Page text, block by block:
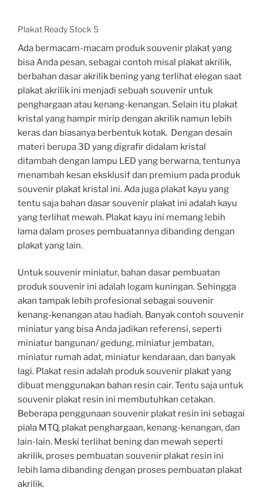
Plakat Ready Stock 5
Ada bermacam-macam produk souvenir plakat yang
bisa Anda pesan, sebagai contoh misal plakat akrilik,
berbahan dasar akrilik bening yang terlihat elegan saat
plakat akrilik ini menjadi sebuah souvenir untuk
penghargaan atau kenang-kenangan. Selain itu plakat
kristal yang hampir mirip dengan akrilik namun lebih
keras dan biasanya berbentuk kotak. Dengan desain
materi berupa 3D yang digrafir didalam kristal
ditambah dengan lampu LED yang berwarna, tentunya
menambah kesan eksklusif dan premium pada produk
souvenir plakat kristal ini. Ada juga plakat kayu yang
tentu saja bahan dasar souvenir plakat ini adalah kayu
yang terlihat mewah. Plakat kayu ini memang lebih
lama dalam proses pembuatannya dibanding dengan
plakat yang lain.
Untuk souvenir miniatur, bahan dasar pembuatan
produk souvenir ini adalah logam kuningan. Sehingga
akan tampak lebih profesional sebagai souvenir
kenang-kenangan atau hadiah. Banyak contoh souvenir
miniatur yang bisa Anda jadikan referensi, seperti
miniatur bangunan/ gedung, miniatur jembatan,
miniatur rumah adat, miniatur kendaraan, dan banyak
lagi. Plakat resin adalah produk souvenir plakat yang
dibuat menggunakan bahan resin cair. Tentu saja untuk
souvenir plakat resin ini membutuhkan cetakan.
Beberapa penggunaan souvenir plakat resin ini sebagai
piala MTQ, plakat penghargaan, kenang-kenangan, dan
lain-lain. Meski terlihat bening dan mewah seperti
akrilik, proses pembuatan souvenir plakat resin ini
lebih lama dibanding dengan proses pembuatan plakat
akrilik.